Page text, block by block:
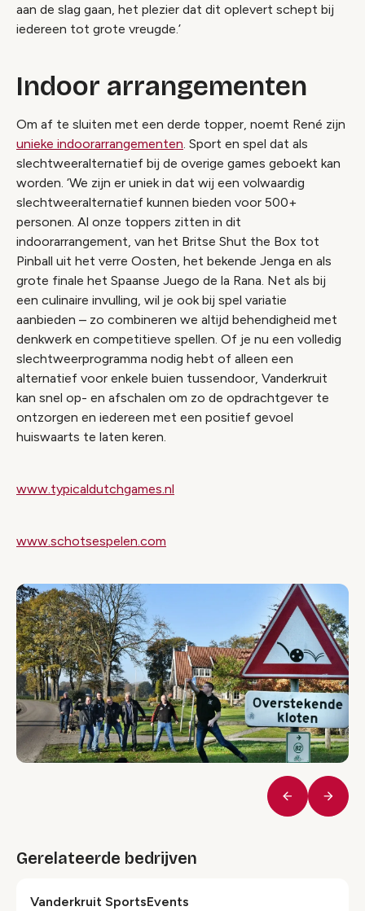
aan de slag gaan, het plezier dat dit oplevert schept bij
iedereen tot grote vreugde.’
Indoor arrangementen
Om af te sluiten met een derde topper, noemt René zijn
unieke indoorarrangementen. Sport en spel dat als
slechtweeralternatief bij de overige games geboekt kan
worden. ‘We zijn er uniek in dat wij een volwaardig
slechtweeralternatief kunnen bieden voor 500+
personen. Al onze toppers zitten in dit
indoorarrangement, van het Britse Shut the Box tot
Pinball uit het verre Oosten, het bekende Jenga en als
grote finale het Spaanse Juego de la Rana. Net als bij
een culinaire invulling, wil je ook bij spel variatie
aanbieden – zo combineren we altijd behendigheid met
denkwerk en competitieve spellen. Of je nu een volledig
slechtweerprogramma nodig hebt of alleen een
alternatief voor enkele buien tussendoor, Vanderkruit
kan snel op- en afschalen om zo de opdrachtgever te
ontzorgen en iedereen met een positief gevoel
huiswaarts te laten keren.
www.typicaldutchgames.nl
www.schotsespelen.com
Vorige
Gerelateerde bedrijven
Vanderkruit SportsEvents